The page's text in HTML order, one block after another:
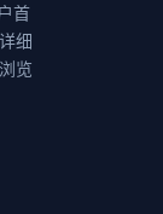
首
细
览